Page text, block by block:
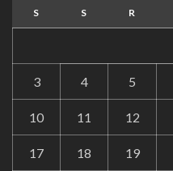
S S R
3 4 5
10 11 12
17 18 19